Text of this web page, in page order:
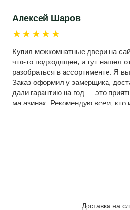
Алексей Шаров
★★★★★
Купил межкомнатные двери на
что-то подходящее, и тут нашел
разобраться в ассортименте. Я
Заказ оформил у замерщика,
дали гарантию на год — это
магазинах. Рекомендую всем,
Доставка на